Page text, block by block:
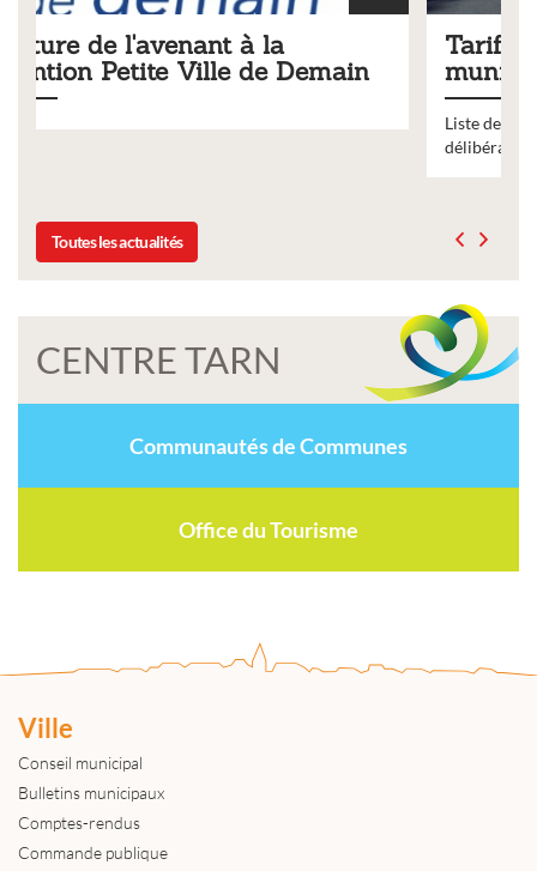
Tarifs 2026 des services
municipaux
Liste des tarifs 2026 des services municipaux,
délibération du conseil municipal du 19 décembre 2025
Toutes les actualités
CENTRE TARN
Communautés de Communes
Office du Tourisme
Ville
Conseil municipal
Bulletins municipaux
Comptes-rendus
Commande publique